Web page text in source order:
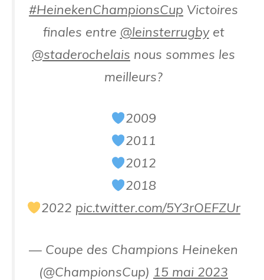
#HeinekenChampionsCup Victoires
finales entre @leinsterrugbyet
@staderochelais nous sommes les
meilleurs?
2009
2011
2012
2018
2022 pic.twitter.com/5Y3rOEFZUr
— Coupe des Champions Heineken
(@ChampionsCup) 15 mai 2023